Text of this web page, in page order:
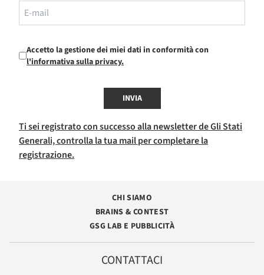
Accetto la gestione dei miei dati in conformità con
l'informativa sulla privacy.
INVIA
Ti sei registrato con successo alla newsletter de Gli Stati
Generali, controlla la tua mail per completare la
registrazione.
CHI SIAMO
BRAINS & CONTEST
GSG LAB E PUBBLICITÀ
CONTATTACI